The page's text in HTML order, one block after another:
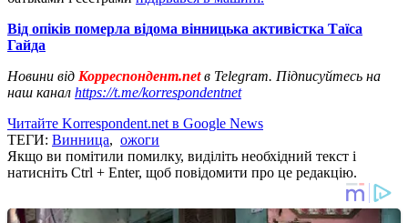
Від опіків померла відома вінницька активістка Таїса
Гайда
Новини від Корреспондент.netв Telegram. Підписуйтесь на
наш канал https://t.me/korrespondentnet
Читайте Korrespondent.net в Google News
ТЕГИ: Винница, ожоги
Якщо ви помітили помилку, виділіть необхідний текст і
натисніть Ctrl + Enter, щоб повідомити про це редакцію.